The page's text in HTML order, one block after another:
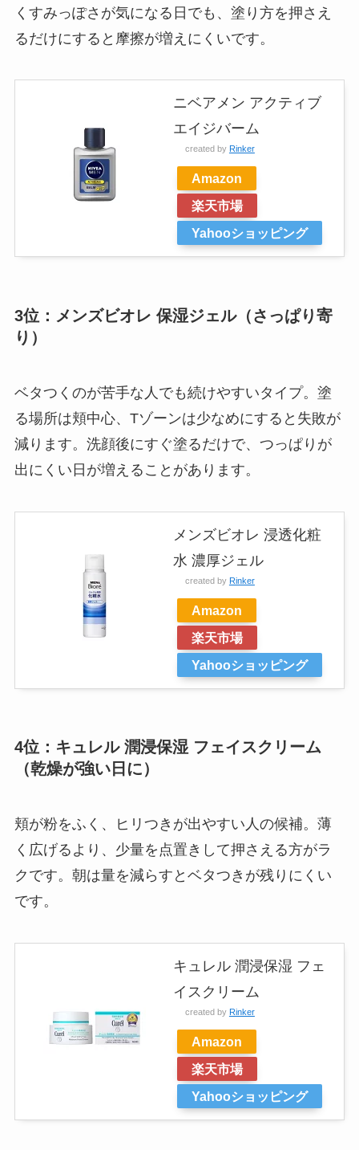
くすみっぽさが気になる日でも、塗り方を押さえ
るだけにすると摩擦が増えにくいです。
ニベアメン アクティブ
エイジバーム
created by Rinker
Amazon
楽天市場
Yahooショッピング
3位：メンズビオレ 保湿ジェル（さっぱり寄
り）
ベタつくのが苦手な人でも続けやすいタイプ。塗
る場所は頬中心、Tゾーンは少なめにすると失敗が
減ります。洗顔後にすぐ塗るだけで、つっぱりが
出にくい日が増えることがあります。
メンズビオレ 浸透化粧
水 濃厚ジェル
created by Rinker
Amazon
楽天市場
Yahooショッピング
4位：キュレル 潤浸保湿 フェイスクリーム
（乾燥が強い日に）
頬が粉をふく、ヒリつきが出やすい人の候補。薄
く広げるより、少量を点置きして押さえる方がラ
クです。朝は量を減らすとベタつきが残りにくい
です。
キュレル 潤浸保湿 フェ
イスクリーム
created by Rinker
Amazon
楽天市場
Yahooショッピング